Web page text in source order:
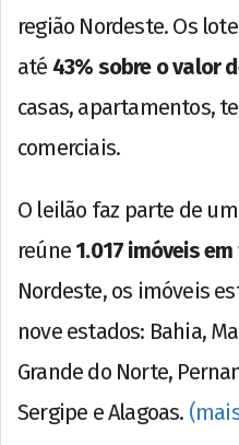
região Nordeste. Os
até 43% sobre o valor
casas, apartamentos,
comerciais.
O leilão faz parte de
reúne 1.017 imóveis
Nordeste, os imóveis
nove estados: Bahia,
Grande do Norte,
Sergipe e Alagoas.